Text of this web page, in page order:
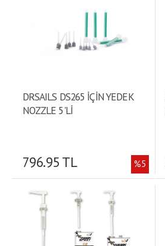
DRSAILS DS265 İÇİN YEDEK
NOZZLE 5'Lİ
796.95 TL %5